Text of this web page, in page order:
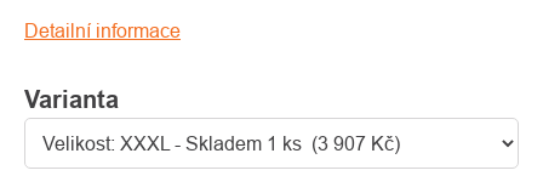
hvězdiček.
Varianta
Detailní informace